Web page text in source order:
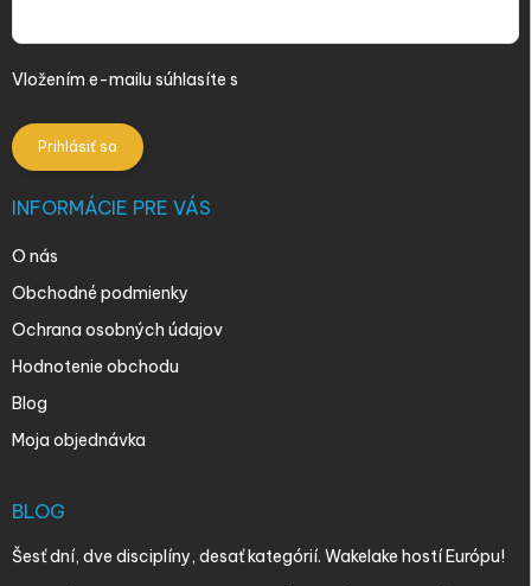
Vložením e-mailu súhlasíte s
Prihlásiť sa
INFORMÁCIE PRE VÁS
O nás
Obchodné podmienky
Ochrana osobných údajov
Hodnotenie obchodu
Blog
Moja objednávka
BLOG
Šesť dní, dve disciplíny, desať kategórií. Wakelake hostí Európu!